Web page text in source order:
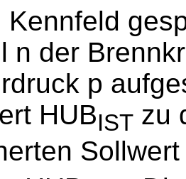
Kennfeld
n der
p
HUBIST zu
Sollwert